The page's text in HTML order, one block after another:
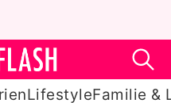
LifestyleFamilie &